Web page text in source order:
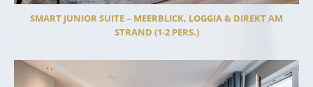
SMART JUNIOR SUITE – MEERBLICK, LOGGIA & DIREKT AM
STRAND (1-2 PERS.)